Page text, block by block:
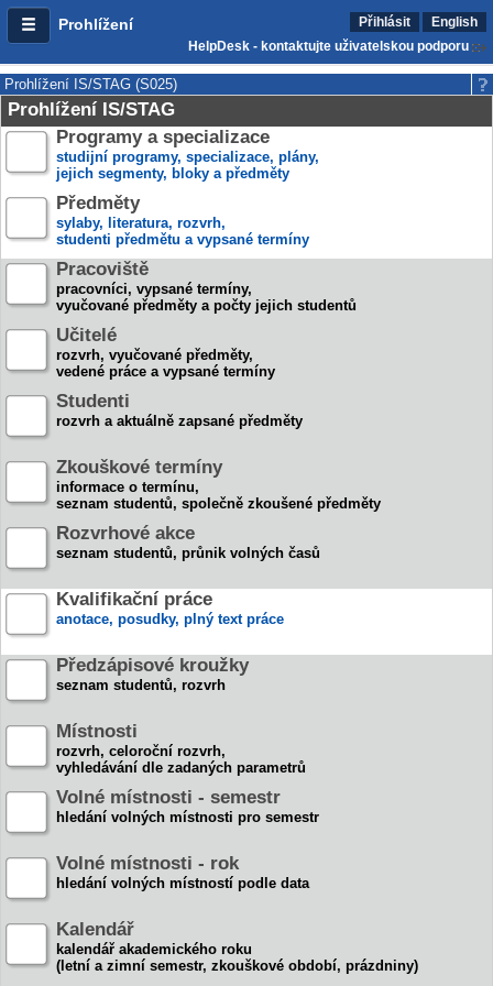
Prohlížení Přihlásit
English
HelpDesk - kontaktujte uživatelskou podporu
Prohlížení IS/STAG (S025)
Prohlížení IS/STAG
Programy a specializace
studijní programy, specializace, plány,
jejich segmenty, bloky a předměty
Předměty
sylaby, literatura, rozvrh,
studenti předmětu a vypsané termíny
Pracoviště
pracovníci, vypsané termíny,
vyučované předměty a počty jejich studentů
Učitelé
rozvrh, vyučované předměty,
vedené práce a vypsané termíny
Studenti
rozvrh a aktuálně zapsané předměty
Zkouškové termíny
informace o termínu,
seznam studentů, společně zkoušené předměty
Rozvrhové akce
seznam studentů, průnik volných časů
Kvalifikační práce
anotace, posudky, plný text práce
Předzápisové kroužky
seznam studentů, rozvrh
Místnosti
rozvrh, celoroční rozvrh,
vyhledávání dle zadaných parametrů
Volné místnosti - semestr
hledání volných místnosti pro semestr
Volné místnosti - rok
hledání volných místností podle data
Kalendář
kalendář akademického roku
(letní a zimní semestr, zkouškové období, prázdniny)